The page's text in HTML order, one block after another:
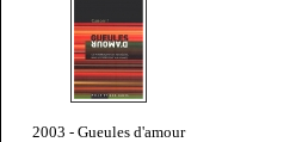
2003 - Gueules d'amour